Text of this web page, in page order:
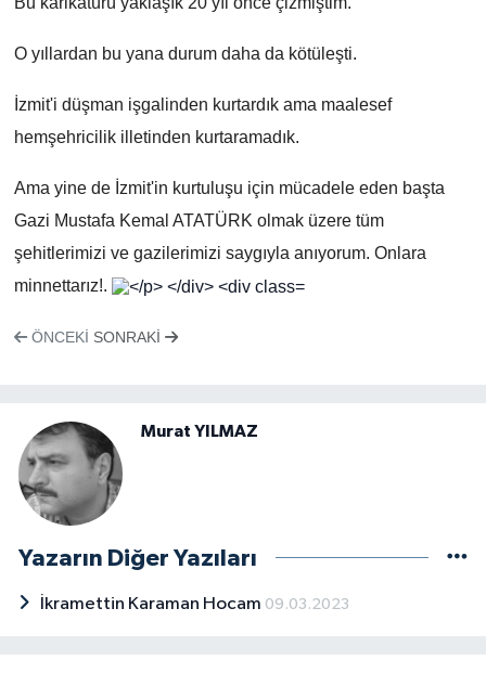
O yıllardan bu yana durum daha da kötüleşti.
İzmit'i düşman işgalinden kurtardık ama maalesef
hemşehricilik illetinden kurtaramadık.
Ama yine de İzmit'in kurtuluşu için mücadele eden başta
Gazi Mustafa Kemal ATATÜRK olmak üzere tüm
şehitlerimizi ve gazilerimizi saygıyla anıyorum. Onlara
minnettarız!.
ÖNCEKI SONRAKI
Murat YILMAZ
Yazarın Diğer Yazıları
İkramettin Karaman Hocam 09.03.2023